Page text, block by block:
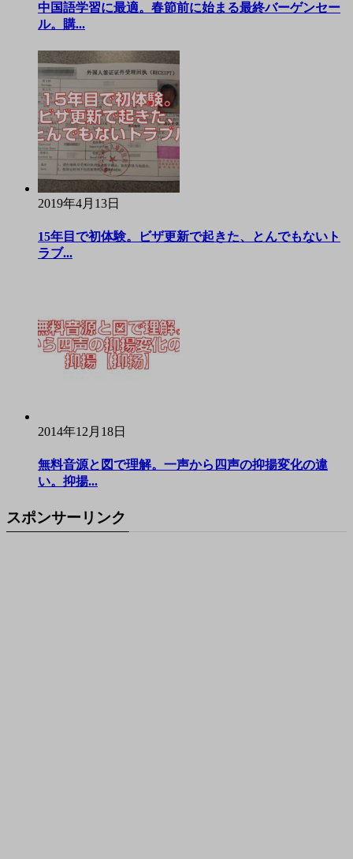
中国語学習に最適。春節前に始まる最終バーゲンセー
ル。購...
2019年4月13日
15年目で初体験。ビザ更新で起きた、とんでもないト
ラブ...
2014年12月18日
無料音源と図で理解。一声から四声の抑揚変化の違
い。抑揚...
スポンサーリンク